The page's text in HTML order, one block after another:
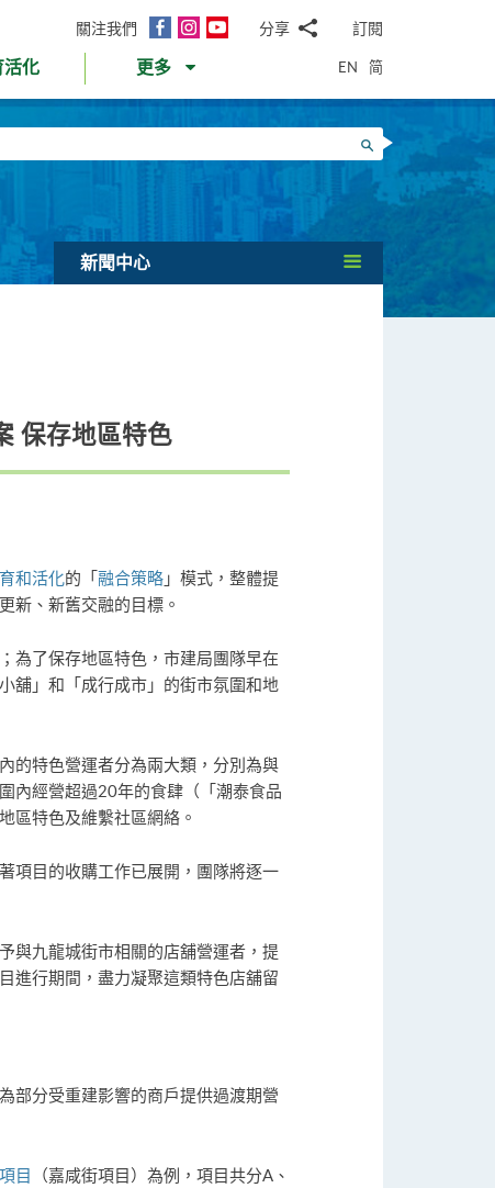
關注我們
面
InstagramYouTube分享
郵WhatsApp
微
信
面
書Twitter
LinkedIn
微
訂閱
活化 更多 EN 简
搜尋
新聞中心
保存地區特色
和活化的「融合策略 」模式，整體提
新、新舊交融的目標。
為了保存地區特色，市建局團隊早在
舖」和「成行成市」的街市氛圍和地
的特色營運者分為兩大類，分別為與
內經營超過20年的食肆（「潮泰食品
區特色及維繫社區網絡。
項目的收購工作已展開，團隊將逐一
與九龍城街市相關的店舖營運者，提
進行期間，盡力凝聚這類特色店舖留
部分受重建影響的商戶提供過渡期營
目 （嘉咸街項目）為例，項目共分A、